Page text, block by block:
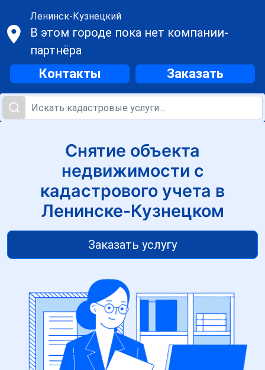
Ленинск-Кузнецкий
В этом городе пока нет компании-
партнёра
Контакты Заказать
Снятие объекта
недвижимости с
кадастрового учета в
Ленинске-Кузнецком
Заказать услугу